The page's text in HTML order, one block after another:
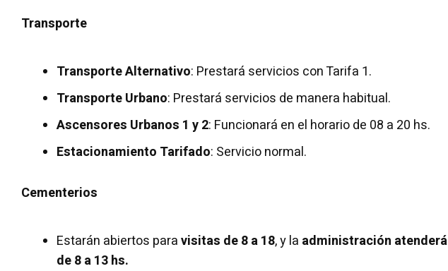
Transporte
Transporte Alternativo: Prestará servicios con Tarifa 1.
Transporte Urbano: Prestará servicios de manera habitual.
Ascensores Urbanos 1 y 2: Funcionará en el horario de 08 a 20 hs.
Estacionamiento Tarifado: Servicio normal.
Cementerios
Estarán abiertos paravisitas de 8 a 18, y la administración atenderá
de 8 a 13 hs.